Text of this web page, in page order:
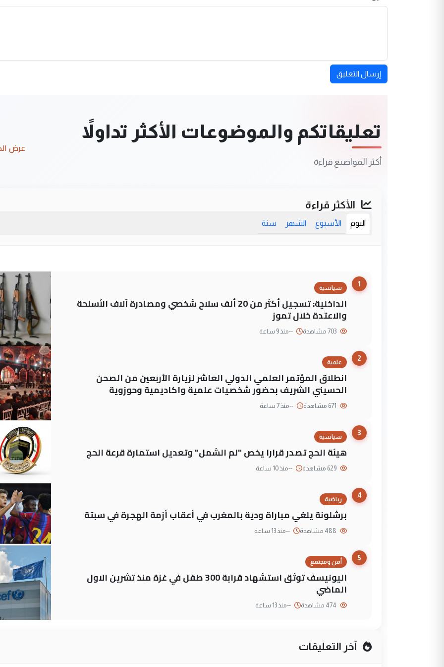
إرسال التعليق
تعليقاتكم والموضوعات الأكثر تداولاً
أكثر المواضيع قراءة
عرض
الأكثر قراءة
اليوم الأسبوع الشهر سنة
1
سياسية
الداخلية: تسجيل أكثر من 20 ألف سلاح شخصي ومصادرة آلاف الأسلحة
والاعتدة خلال تموز
--منذ 9 ساعة
2
علمية
انطلاق المؤتمر العلمي الدولي العاشر لزيارة الأربعين من الصحن
الحسيني الشريف بحضور شخصيات علمية واكاديمية وحوزوية
--منذ 7 ساعة
3
سياسية
هيئة الحج تصدر قرارا يخص "لم الشمل" وتعديل استمارة قرعة الحج
--منذ 10 ساعة
4
رياضية
برشلونة يلغي مباراة ودية بالمغرب في أعقاب أزمة الهجرة في سبتة
--منذ 13 ساعة
5
أمن ومجتمع
اليونيسف توثق استشهاد قرابة 300 طفل في غزة منذ تشرين الاول
الماضي
--منذ 13 ساعة
آخر التعليقات